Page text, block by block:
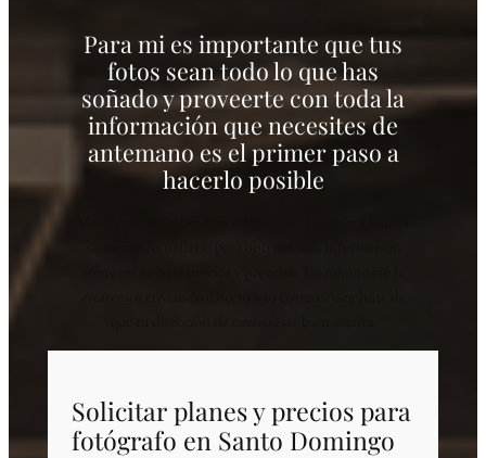
Para mi es importante que tus
fotos sean todo lo que has
soñado y proveerte con toda la
información que necesites de
antemano es el primer paso a
hacerlo posible
Solicitar planes y precios para
fotógrafo en Santo Domingo